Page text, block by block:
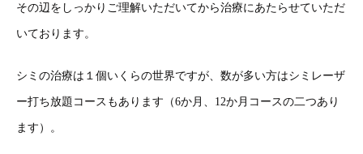
その辺をしっかりご理解いただいてから治療にあたらせていただ
いております。
シミの治療は１個いくらの世界ですが、数が多い方はシミレーザ
ー打ち放題コースもあります（6か月、12か月コースの二つあり
ます）。